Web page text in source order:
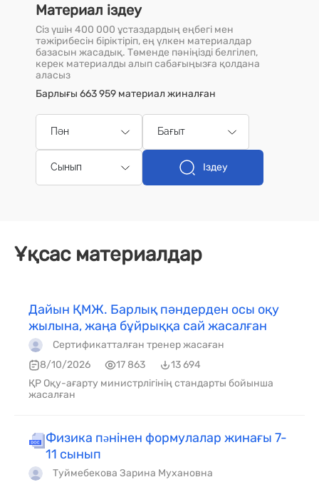
Материал іздеу
Сіз үшін 400 000 ұстаздардың еңбегі мен
тәжірибесін біріктіріп, ең үлкен материалдар
базасын жасадық. Төменде пәніңізді белгілеп,
керек материалды алып сабағыңызға қолдана
аласыз
Барлығы 663 959 материал жиналған
Пән Бағыт
Сынып Іздеу
Ұқсас материалдар
Дайын ҚМЖ. Барлық пәндерден осы оқу
жылына, жаңа бұйрыққа сай жасалған
Сертификатталған тренер жасаған
8/10/2026
17 863
13 694
ҚР Оқу-ағарту министрлігінің стандарты бойынша
жасалған
Физика пəнінен формулалар жинағы 7-
11 сынып
Туймебекова Зарина Мухановна